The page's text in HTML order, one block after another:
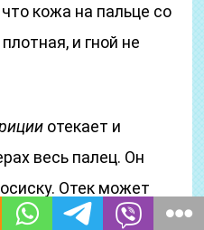
кожа на пальце со
и гной не
отекает и
весь палец. Он
Отек может
или стопу.